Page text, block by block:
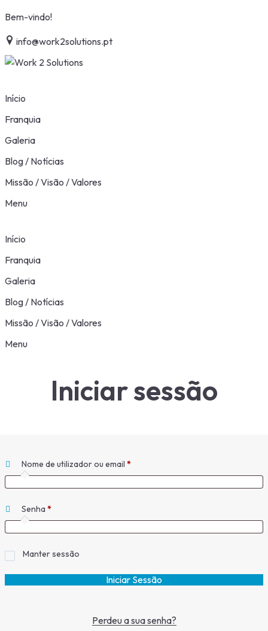
Skip
content
Bem-vindo!
info@work2solutions.pt
Início
Franquia
Galeria
Blog / Notícias
Missão / Visão / Valores
Menu
Início
Franquia
Galeria
Blog / Notícias
Missão / Visão / Valores
Menu
Iniciar sessão
Nome de utilizador ou email *Obrigatório
Senha *Obrigatório
Manter sessão
Iniciar Sessão
Perdeu a sua senha?